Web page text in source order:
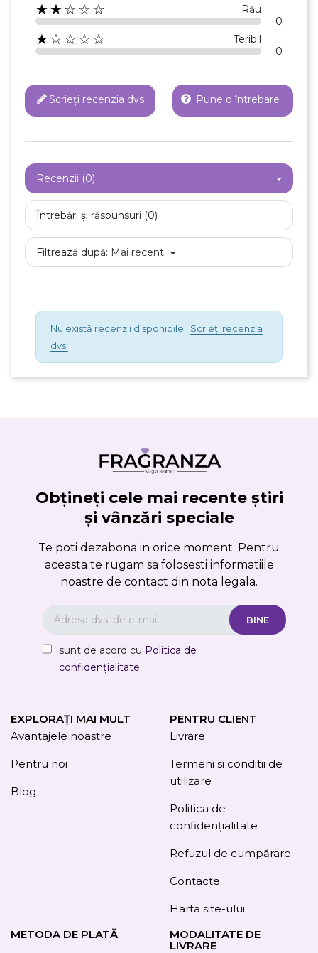
★★☆☆☆ Rău
0
★☆☆☆☆ Teribil
0
Scrieți recenzia dvs Pune o întrebare
Recenzii (0)
Întrebări și răspunsuri (0)
Filtrează după: Mai recent
Nu există recenzii disponibile. Scrieți recenzia
dvs.
Obțineți cele mai recente știri
și vânzări speciale
Te poti dezabona in orice moment. Pentru
aceasta te rugam sa folosesti informatiile
noastre de contact din nota legala.
sunt de acord cu Politica de
confidențialitate
EXPLORAȚI MAI MULT
Avantajele noastre
Pentru noi
Blog
PENTRU CLIENT
Livrare
Termeni si conditii de
utilizare
Politica de
confidențialitate
Refuzul de cumpărare
Contacte
Harta site-ului
METODA DE PLATĂ
MODALITATE DE
LIVRARE